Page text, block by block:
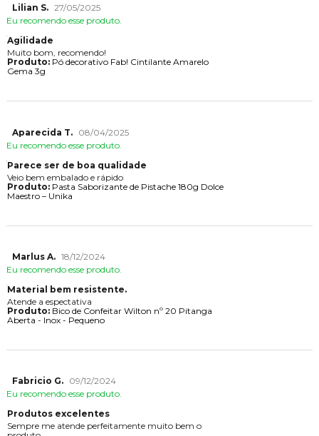
Lilian S. 27/05/2025
Eu recomendo esse produto.
Agilidade
Muito bom, recomendo!
Produto:Pó decorativo Fab! Cintilante Amarelo
Gema 3g
Aparecida T.
08/04/2025
Eu recomendo esse produto.
Parece ser de boa qualidade
Veio bem embalado e rápido
Produto:Pasta Saborizante de Pistache 180g Dolce
Maestro – Unika
Marlus A. 18/12/2024
Eu recomendo esse produto.
Material bem resistente.
Atende a espectativa
Produto:Bico de Confeitar Wilton nº 20 Pitanga
Aberta - Inox - Pequeno
Fabricio G.
09/12/2024
Eu recomendo esse produto.
Produtos excelentes
Sempre me atende perfeitamente muito bem o